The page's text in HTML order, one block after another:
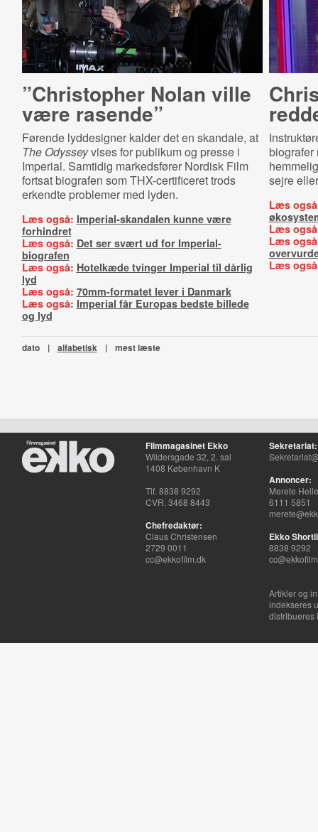
”Christopher Nolan ville
være rasende”
Førende lyddesigner kalder det en skandale, at
The Odysseyvises for publikum og presse i
Imperial. Samtidig markedsfører Nordisk Film
fortsat biografen som THX-certificeret trods
erkendte problemer med lyden.
Læs også: Imperial-skandalen kunne være
forhindret
Læs også: Det ser svært ud for Imperial-
biografen
Læs også: Hotelkæde tvinger Imperial til dårlig
lyd
Læs også: 70mm-formatet lever i Danmark
Læs også: Imperial får Europas bedste billede
og lyd
biografer
sejre
Læs
Læs
Læs
Læs
dato | alfabetisk | mest læste
Filmmagasinet Ekko
Wildersgade 32, 2. sal
1408 København K
Tlf. 8838 9292
CVR. 3468 8443
Chefredaktør:
Claus Christensen
2729 0011
cc@ekkofilm.dk
Sekretariat:
Annoncer:
Merete
6111 5851
Ekko
8838 9292
Artikler og
indekseres
distribueres